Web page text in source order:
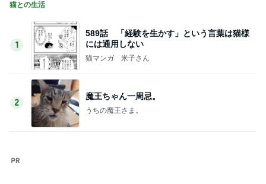
猫との生活
1
589話 「経験を生かす」という言葉は猫様
には通用しない
猫マンガ 米子さん
2
魔王ちゃん一周忌。
うちの魔王さま。